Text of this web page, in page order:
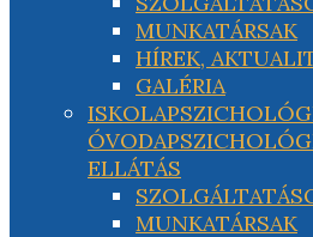
MUNKATÁRSAK
HÍREK,
GALÉRIA
ELLÁTÁS
MUNKATÁRSAK